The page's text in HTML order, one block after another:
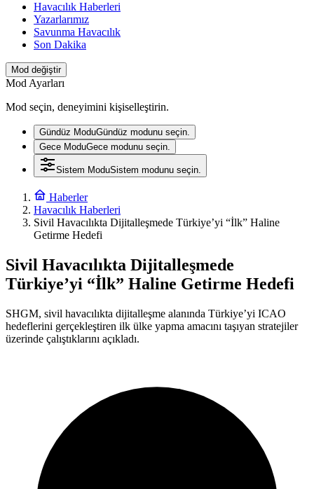
Havacılık Haberleri
Yazarlarımız
Savunma Havacılık
Son Dakika
Mod değiştir
Mod Ayarları
Mod seçin, deneyimini kişiselleştirin.
Gündüz ModuGündüz modunu seçin.
Gece ModuGece modunu seçin.
Sistem ModuSistem modunu seçin.
Haberler
Havacılık Haberleri
Sivil Havacılıkta Dijitalleşmede Türkiye’yi “İlk” Haline
Getirme Hedefi
Sivil Havacılıkta Dijitalleşmede
Türkiye’yi “İlk” Haline Getirme Hedefi
SHGM, sivil havacılıkta dijitalleşme alanında Türkiye’yi ICAO
hedeflerini gerçekleştiren ilk ülke yapma amacını taşıyan stratejiler
üzerinde çalıştıklarını açıkladı.